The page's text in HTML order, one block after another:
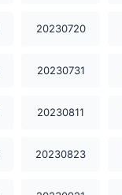
20230720
20230731
20230811
20230823